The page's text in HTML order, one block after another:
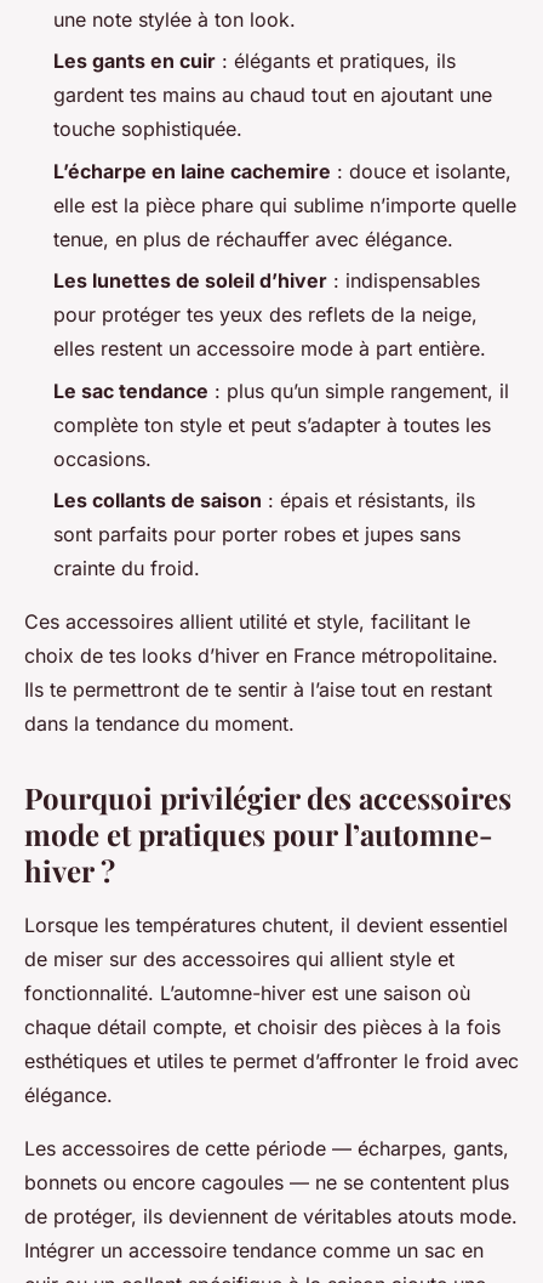
une note stylée à ton look.
Les gants en cuir : élégants et pratiques, ils
gardent tes mains au chaud tout en ajoutant une
touche sophistiquée.
L’écharpe en laine cachemire : douce et isolante,
elle est la pièce phare qui sublime n’importe quelle
tenue, en plus de réchauffer avec élégance.
Les lunettes de soleil d’hiver : indispensables
pour protéger tes yeux des reflets de la neige,
elles restent un accessoire mode à part entière.
Le sac tendance : plus qu’un simple rangement, il
complète ton style et peut s’adapter à toutes les
occasions.
Les collants de saison : épais et résistants, ils
sont parfaits pour porter robes et jupes sans
crainte du froid.
Ces accessoires allient utilité et style, facilitant le
choix de tes looks d’hiver en France métropolitaine.
Ils te permettront de te sentir à l’aise tout en restant
dans la tendance du moment.
Pourquoi privilégier des accessoires
mode et pratiques pour l’automne-
hiver ?
Lorsque les températures chutent, il devient essentiel
de miser sur des accessoires qui allient style et
fonctionnalité. L’automne-hiver est une saison où
chaque détail compte, et choisir des pièces à la fois
esthétiques et utiles te permet d’affronter le froid avec
élégance.
Les accessoires de cette période — écharpes, gants,
bonnets ou encore cagoules — ne se contentent plus
de protéger, ils deviennent de véritables atouts mode.
Intégrer un accessoire tendance comme un sac en